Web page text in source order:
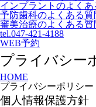
インプラントのよくあ
予防歯科のよくある質
審美治療のよくある質
tel.047-421-4188
WEB予約
プライバシー
HOME
プライバシーポリシー
個人情報保護方針